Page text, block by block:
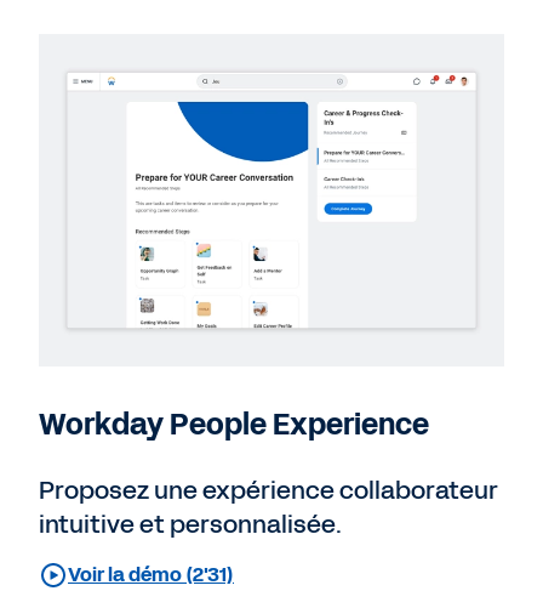
Workday People Experience
Proposez une expérience collaborateur
intuitive et personnalisée.
Voir la démo (2'31)